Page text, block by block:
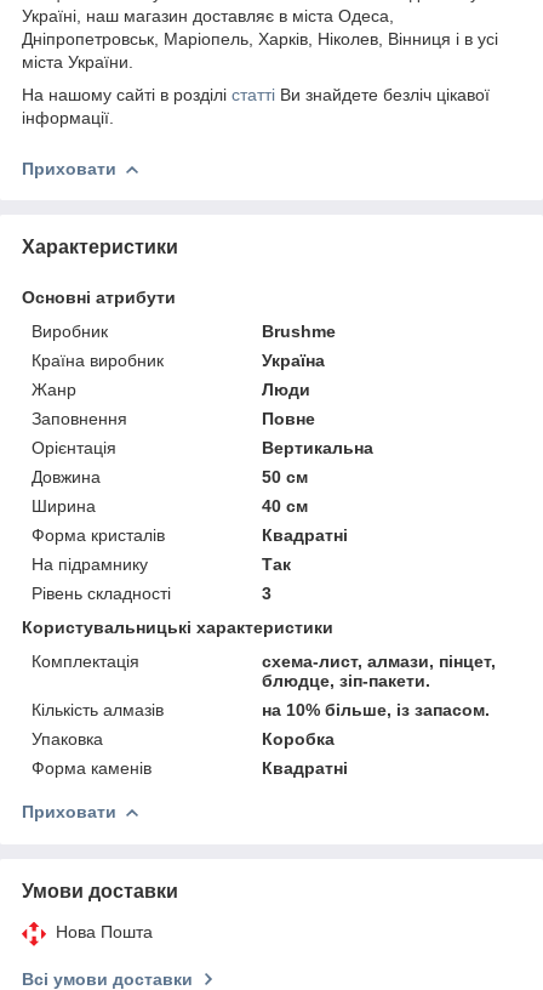
Україні, наш магазин доставляє в міста Одеса,
Дніпропетровськ, Маріопель, Харків, Ніколев, Вінниця і в усі
міста України.
На нашому сайті в розділі статті Ви знайдете безліч цікавої
інформації.
Приховати
Характеристики
Основні атрибути
Виробник
Brushme
Країна виробник
Україна
Жанр
Люди
Заповнення
Повне
Орієнтація
Вертикальна
Довжина
50 см
Ширина
40 см
Форма кристалів
Квадратні
На підрамнику
Так
Рівень складності
3
Користувальницькі характеристики
Комплектація
схема-лист, алмази, пінцет,
блюдце, зіп-пакети.
Кількість алмазів
на 10% більше, із запасом.
Упаковка
Коробка
Форма каменів
Квадратні
Приховати
Умови доставки
Нова Пошта
Всі умови доставки